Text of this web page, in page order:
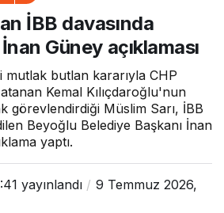
İnan Güney açıklaması
İBB davasında
Güney açıklaması
mutlak butlan kararıyla CHP
Kemal Kılıçdaroğlu'nun
görevlendirdiği Müslim Sarı, İBB
Beyoğlu Belediye Başkanı İnan
yaptı.
yayınlandı
9 Temmuz 2026,